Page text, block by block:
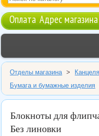
Оплата Адрес магазина
Отделы магазина >
Бумага и бумажные изделия
Блокноты для
Без линовки